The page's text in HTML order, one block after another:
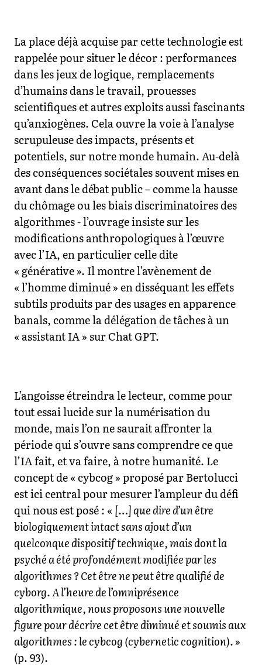
La place déjà acquise par cette technologie est
rappelée pour situer le décor : performances
dans les jeux de logique, remplacements
d’humains dans le travail, prouesses
scientifiques et autres exploits aussi fascinants
qu’anxiogènes. Cela ouvre la voie à l’analyse
scrupuleuse des impacts, présents et
potentiels, sur notre monde humain. Au-delà
des conséquences sociétales souvent mises en
avant dans le débat public – comme la hausse
du chômage ou les biais discriminatoires des
algorithmes - l’ouvrage insiste sur les
modifications anthropologiques à l’œuvre
avec l’IA, en particulier celle dite
« générative ». Il montre l’avènement de
« l’homme diminué » en disséquant les effets
subtils produits par des usages en apparence
banals, comme la délégation de tâches à un
« assistant IA » sur Chat GPT.
L’angoisse étreindra le lecteur, comme pour
tout essai lucide sur la numérisation du
monde, mais l’on ne saurait affronter la
période qui s’ouvre sans comprendre ce que
l’IA fait, et va faire, à notre humanité. Le
concept de « cybcog » proposé par Bertolucci
est ici central pour mesurer l’ampleur du défi
qui nous est posé : « […] que dire d’un être
biologiquement intact sans ajout d’un
quelconque dispositif technique, mais dont la
psyché a été profondément modifiée par les
algorithmes ? Cet être ne peut être qualifié de
cyborg. A l’heure de l’omniprésence
algorithmique, nous proposons une nouvelle
figure pour décrire cet être diminué et soumis aux
algorithmes : le cybcog (cybernetic cognition).»
(p. 93).